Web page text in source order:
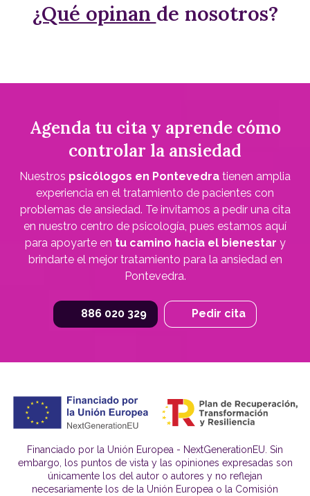
¿Qué opinan de nosotros?
Agenda tu cita y aprende cómo
controlar la ansiedad
Nuestros psicólogos en Pontevedra tienen amplia
experiencia en el tratamiento de pacientes con
problemas de ansiedad. Te invitamos a pedir una cita
en nuestro centro de psicología, pues estamos aquí
para apoyarte en tu camino hacia el bienestar y
brindarte el mejor tratamiento para la ansiedad en
Pontevedra.
886 020 329 Pedir cita
Financiado por la Unión Europea - NextGenerationEU. Sin
embargo, los puntos de vista y las opiniones expresadas son
únicamente los del autor o autores y no reflejan
necesariamente los de la Unión Europea o la Comisión